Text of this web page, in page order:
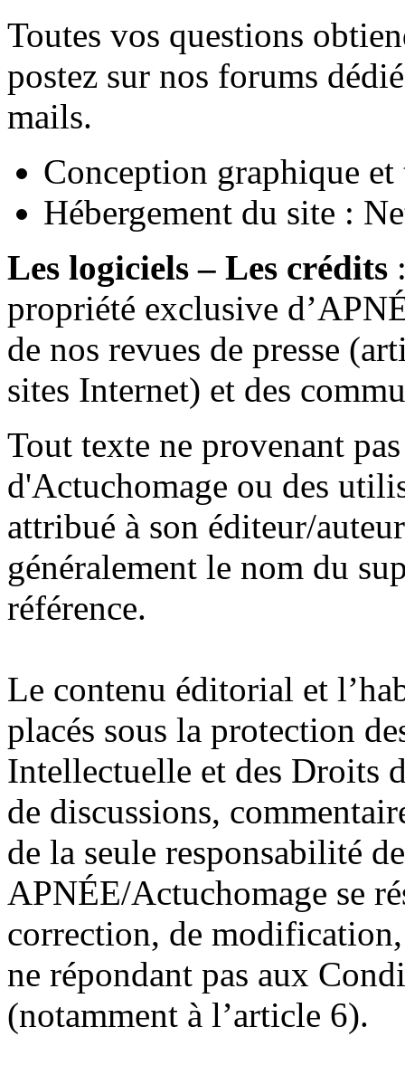
Toutes vos questions
postez sur nos forums
mails.
Conception graphique
Hébergement du site :
Les logiciels – Les crédits
propriété exclusive
de nos revues de presse
sites Internet) et des
Tout texte ne provenant
d'Actuchomage ou des
attribué à son éditeur/
généralement le nom du
référence.
Le contenu éditorial et
placés sous la protection
Intellectuelle et des Droits
de discussions,
de la seule responsabilité
APNÉE/Actuchomage se
correction, de
ne répondant pas aux
(notamment à l’article 6).